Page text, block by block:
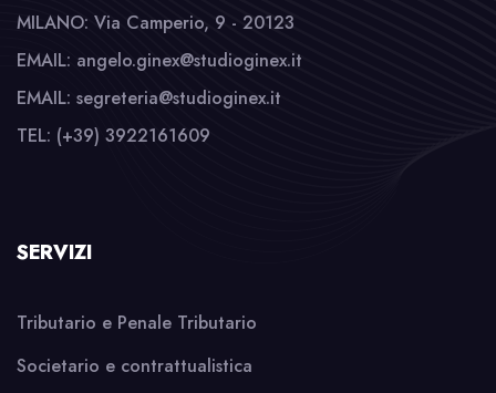
MILANO: Via Camperio, 9 - 20123
EMAIL: angelo.ginex@studioginex.it
EMAIL: segreteria@studioginex.it
TEL: (+39) 3922161609
SERVIZI
Tributario e Penale Tributario
Societario e contrattualistica